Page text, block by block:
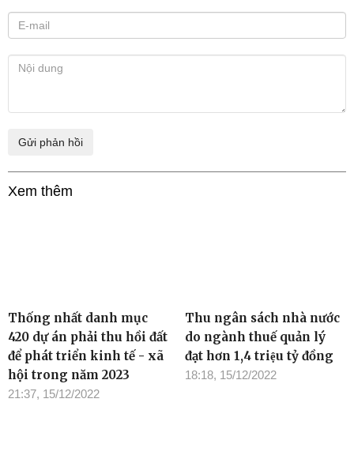
Xem thêm
Thống nhất danh mục
420 dự án phải thu hồi đất
để phát triển kinh tế - xã
hội trong năm 2023
21:37, 15/12/2022
Thu ngân sách nhà nước
do ngành thuế quản lý
đạt hơn 1,4 triệu tỷ đồng
18:18, 15/12/2022